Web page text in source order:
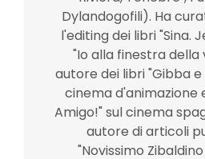
Dylandogofili). Ha
l'editing dei libri "Sina.
"Io alla finestra della
autore dei libri "Gibba e
cinema d'animazione
Amigo!" sul cinema
autore di articoli
"Novissimo